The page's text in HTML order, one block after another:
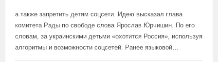
а также запретить детям соцсети. Идею высказал глава
комитета Рады по свободе слова Ярослав Юрчишин. По его
словам, за украинскими детьми «охотится Россия», используя
алгоритмы и возможности соцсетей. Ранее языковой…